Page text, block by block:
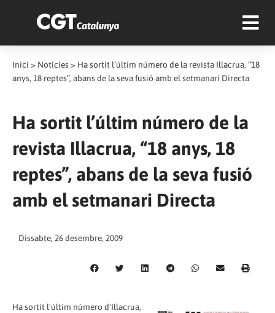
Inici > Notícies > Ha sortit l’últim número de la revista Illacrua, “18
anys, 18 reptes”, abans de la seva fusió amb el setmanari Directa
Ha sortit l’últim número de la
revista Illacrua, “18 anys, 18
reptes”, abans de la seva fusió
amb el setmanari Directa
Dissabte, 26 desembre, 2009
Ha sortit l'últim número d'Illacrua,